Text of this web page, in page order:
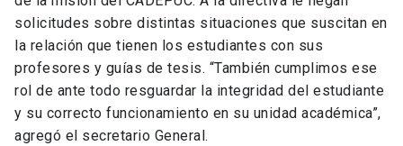
solicitudes sobre distintas situaciones que suscitan en
la relación que tienen los estudiantes con sus
profesores y guías de tesis. “También cumplimos ese
rol de ante todo resguardar la integridad del estudiante
y su correcto funcionamiento en su unidad académica”,
agregó el secretario General.